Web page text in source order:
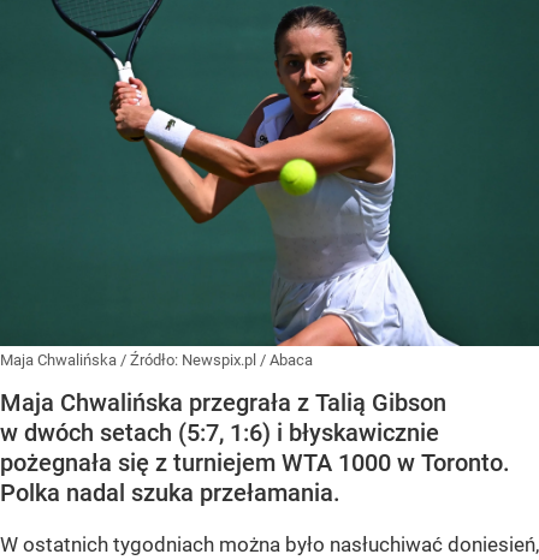
Maja Chwalińska / Źródło: Newspix.pl / Abaca
Maja Chwalińska przegrała z Talią Gibson
w dwóch setach (5:7, 1:6) i błyskawicznie
pożegnała się z turniejem WTA 1000 w Toronto.
Polka nadal szuka przełamania.
W ostatnich tygodniach można było nasłuchiwać doniesień,